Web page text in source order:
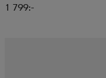
1 799:-